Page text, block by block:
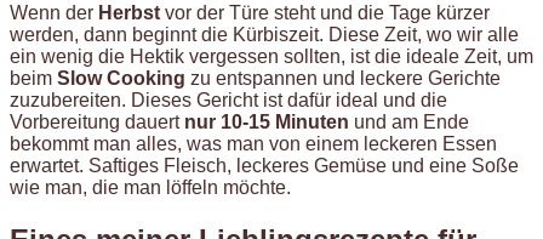
Wenn der Herbst vor der Türe steht und die Tage kürzer
werden, dann beginnt die Kürbiszeit. Diese Zeit, wo wir alle
ein wenig die Hektik vergessen sollten, ist die ideale Zeit, um
beim Slow Cooking zu entspannen und leckere Gerichte
zuzubereiten. Dieses Gericht ist dafür ideal und die
Vorbereitung dauert nur 10-15 Minuten und am Ende
bekommt man alles, was man von einem leckeren Essen
erwartet. Saftiges Fleisch, leckeres Gemüse und eine Soße
wie man, die man löffeln möchte.